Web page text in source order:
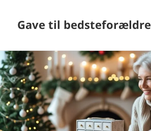
Gave til bedsteforældre